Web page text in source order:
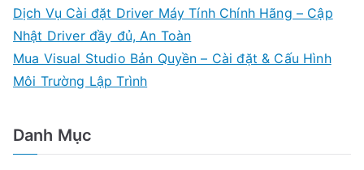
Dịch Vụ Cài đặt Driver Máy Tính Chính Hãng – Cập
Nhật Driver đầy đủ, An Toàn
Mua Visual Studio Bản Quyền – Cài đặt & Cấu Hình
Môi Trường Lập Trình
Danh Mục